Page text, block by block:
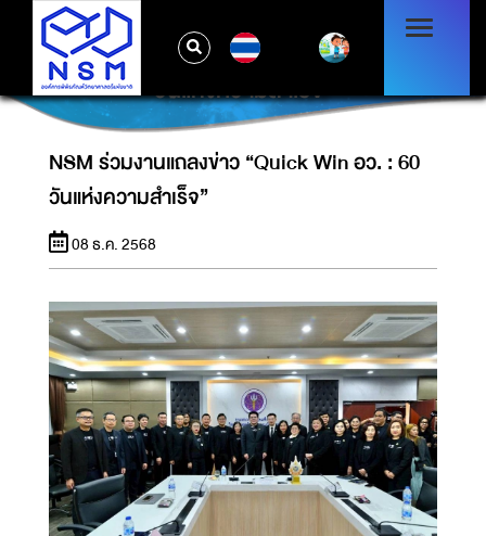
NSM ร่วมงานแถลงข่าว “QUICK WIN อว. : 60
วันแห่งความสำเร็จ”
NSM ร่วมงานแถลงข่าว “Quick Win อว. : 60
วันแห่งความสำเร็จ”
08 ธ.ค. 2568